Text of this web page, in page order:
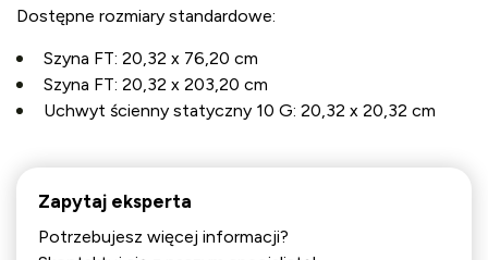
Dostępne rozmiary standardowe:
Szyna FT: 20,32 x 76,20 cm
Szyna FT: 20,32 x 203,20 cm
Uchwyt ścienny statyczny 10 G: 20,32 x 20,32 cm
Zapytaj eksperta
Potrzebujesz więcej informacji?